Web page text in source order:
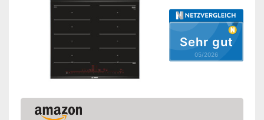
Sehr gut
05/2026